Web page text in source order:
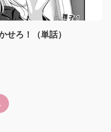
せろ！（単話）